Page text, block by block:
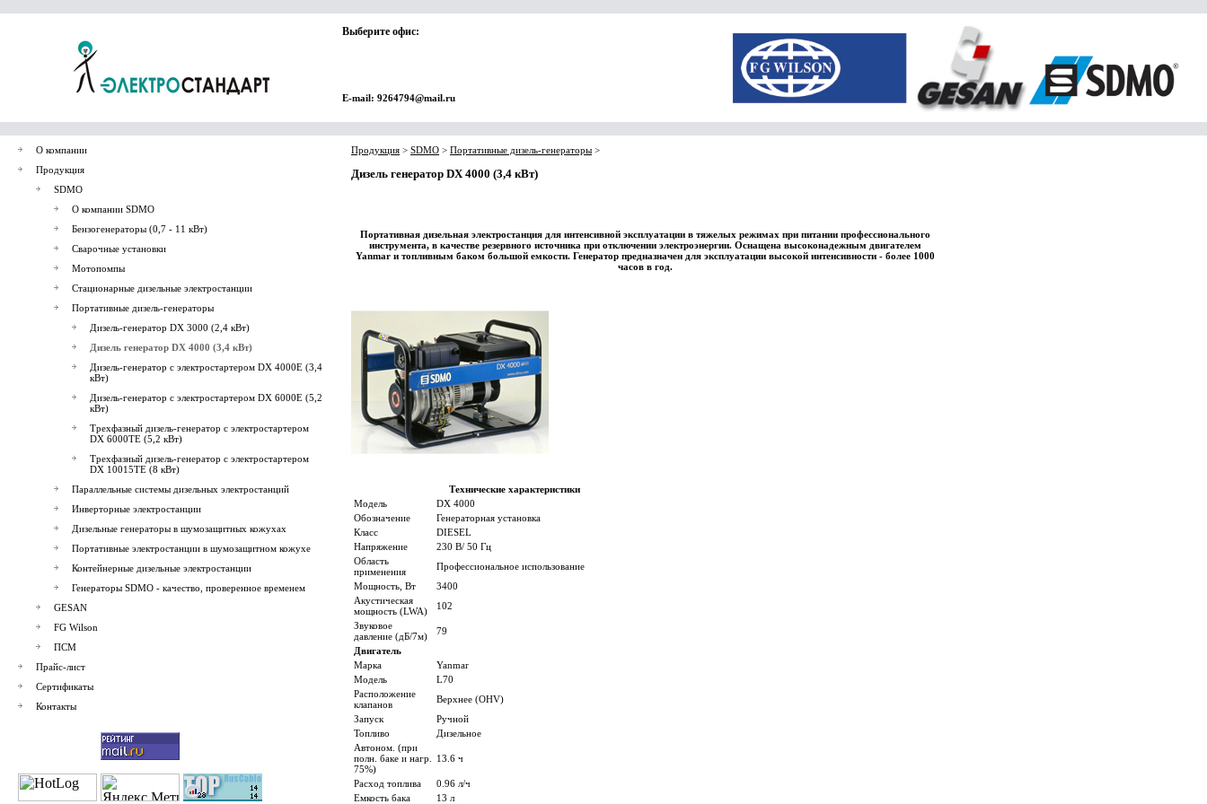
Выберите офис:
E-mail: 9264794@mail.ru
О компании
Продукция
SDMO
О компании SDMO
Бензогенераторы (0,7 - 11 кВт)
Сварочные установки
Мотопомпы
Стационарные дизельные электростанции
Портативные дизель-генераторы
Дизель-генератор DX 3000 (2,4 кВт)
Дизель генератор DX 4000 (3,4 кВт)
Дизель-генератор с электростартером DX 4000E (3,4
кВт)
Дизель-генератор с электростартером DX 6000E (5,2
кВт)
Трехфазный дизель-генератор с электростартером
DX 6000TE (5,2 кВт)
Трехфазный дизель-генератор с электростартером
DX 10015TE (8 кВт)
Параллельные системы дизельных электростанций
Инверторные электростанции
Дизельные генераторы в шумозащитных кожухах
Портативные электростанции в шумозащитном кожухе
Контейнерные дизельные электростанции
Генераторы SDMO - качество, проверенное временем
GESAN
FG Wilson
ПСМ
Прайс-лист
Сертификаты
Контакты
Продукция > SDMO > Портативные дизель-генераторы >
Дизель генератор DX 4000 (3,4 кВт)
Портативная дизельная электростанция для интенсивной эксплуатации в тяжелых режимах при питании профессионального
инструмента, в качестве резервного источника при отключении электроэнергии. Оснащена высоконадежным двигателем
Yanmar и топливным баком большой емкости. Генератор предназначен для эксплуатации высокой интенсивности - более 1000
часов в год.
Технические характеристики
Модель
DX 4000
Обозначение
Генераторная установка
Класс
DIESEL
Напряжение
230 В/ 50 Гц
Область
применения
Профессиональное использование
Мощность, Вт
3400
Акустическая
мощность (LWA)
102
Звуковое
давление (дБ/7м)
79
Двигатель
Марка
Yanmar
Модель
L70
Расположение
клапанов
Верхнее (OHV)
Запуск
Ручной
Топливо
Дизельное
Автоном. (при
полн. баке и нагр.
75%)
13.6 ч
Расход топлива
0.96 л/ч
Емкость бака
13 л